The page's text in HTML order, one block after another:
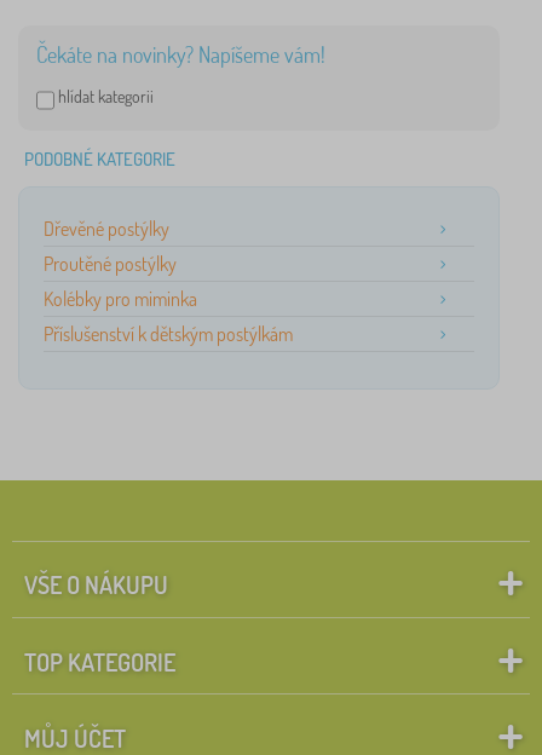
Čekáte na novinky? Napíšeme vám!
hlídat kategorii
PODOBNÉ KATEGORIE
Dřevěné postýlky
Proutěné postýlky
Kolébky pro miminka
Příslušenství k dětským postýlkám
VŠE O NÁKUPU
TOP KATEGORIE
MŮJ ÚČET